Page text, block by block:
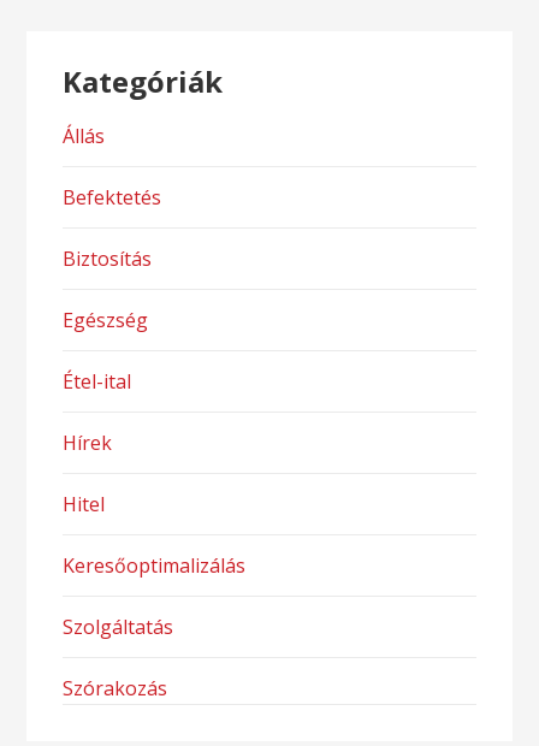
Kategóriák
Állás
Befektetés
Biztosítás
Egészség
Étel-ital
Hírek
Hitel
Keresőoptimalizálás
Szolgáltatás
Szórakozás